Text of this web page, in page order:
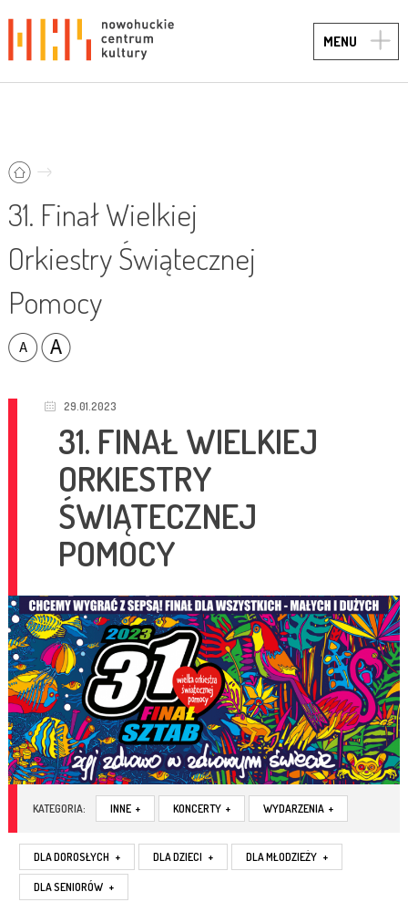
MENU
31. Finał Wielkiej
Orkiestry Świątecznej
Pomocy
29.01.2023
31. FINAŁ WIELKIEJ
ORKIESTRY
ŚWIĄTECZNEJ
POMOCY
KATEGORIA: INNE + KONCERTY + WYDARZENIA +
DLA DOROSŁYCH + DLA DZIECI + DLA MŁODZIEŻY +
DLA SENIORÓW +